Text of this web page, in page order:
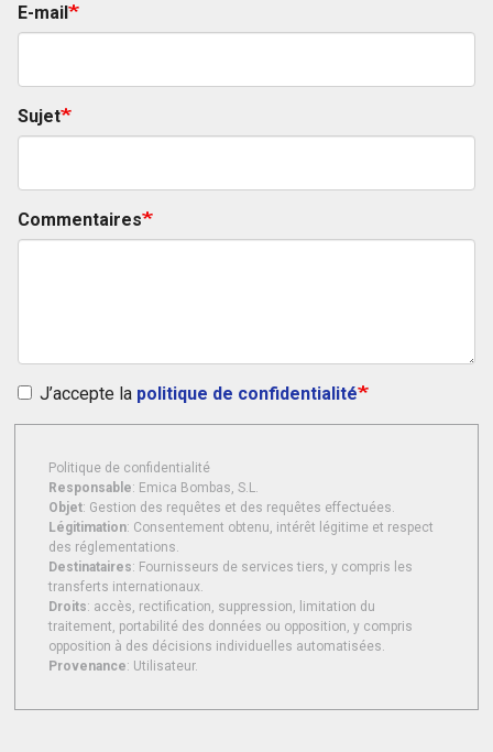
E-mail
Sujet
Commentaires
J’accepte la politique de confidentialité
Politique de confidentialité
Responsable: Emica Bombas, S.L.
Objet: Gestion des requêtes et des requêtes effectuées.
Légitimation: Consentement obtenu, intérêt légitime et respect
des réglementations.
Destinataires: Fournisseurs de services tiers, y compris les
transferts internationaux.
Droits: accès, rectification, suppression, limitation du
traitement, portabilité des données ou opposition, y compris
opposition à des décisions individuelles automatisées.
Provenance: Utilisateur.